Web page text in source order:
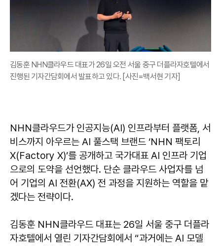
김동훈 NHN클라우드 대표가 26일 오전 서울 중구 더플라자호텔에서
진행된 기자간담회에서 발표하고 있다. [사진=백서현 기자]
NHN클라우드가 인공지능(AI) 인프라부터 플랫폼, 서
비스까지 아우르는 AI 풀스택 브랜드 ‘NHN 팩토리
X(Factory X)’를 공개하고 국가대표 AI 인프라 기업
으로의 도약을 선언했다. 단순 클라우드 사업자를 넘
어 기업의 AI 전환(AX) 전 과정을 지원하는 역할을 맡
겠다는 전략이다.
김동훈 NHN클라우드 대표는 26일 서울 중구 더플라
자호텔에서 열린 기자간담회에서 “과거에는 AI 모델